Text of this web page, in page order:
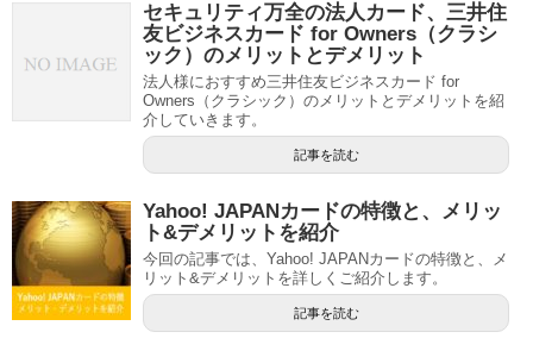
セキュリティ万全の法人カード、三井住
友ビジネスカード for Owners（クラシ
ック）のメリットとデメリット
法人様におすすめ三井住友ビジネスカード for
Owners（クラシック）のメリットとデメリットを紹
介していきます。
記事を読む
Yahoo! JAPANカードの特徴と、メリッ
ト&デメリットを紹介
今回の記事では、Yahoo! JAPANカードの特徴と、メ
リット&デメリットを詳しくご紹介します。
記事を読む